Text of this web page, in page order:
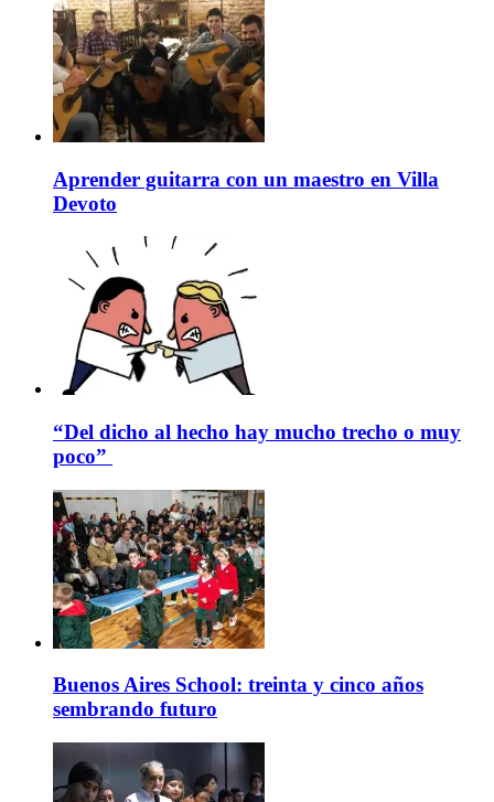
Aprender guitarra con un maestro en Villa
Devoto
“Del dicho al hecho hay mucho trecho o muy
poco”
Buenos Aires School: treinta y cinco años
sembrando futuro